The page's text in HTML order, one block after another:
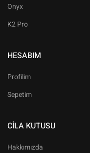
Onyx
K2 Pro
HESABIM
Profilim
Sepetim
CILA KUTUSU
Hakkımızda